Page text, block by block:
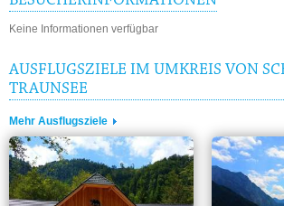
Keine Informationen verfügbar
AUSFLUGSZIELE IM UMKREIS VON
TRAUNSEE
Mehr Ausflugsziele